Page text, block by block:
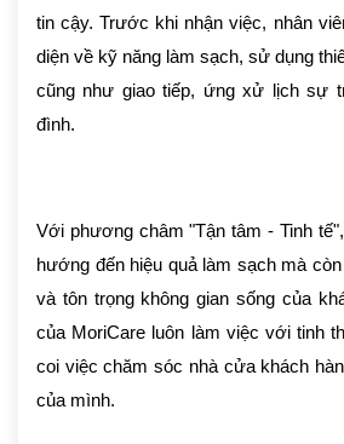
tin cậy. Trước khi nhận việc, nhân
diện về kỹ năng làm sạch, sử dụng
cũng như giao tiếp, ứng xử lịch sự
đình.
Với phương châm "Tận tâm - Tinh
hướng đến hiệu quả làm sạch mà
và tôn trọng không gian sống của
của MoriCare luôn làm việc với tinh
coi việc chăm sóc nhà cửa khách
của mình.